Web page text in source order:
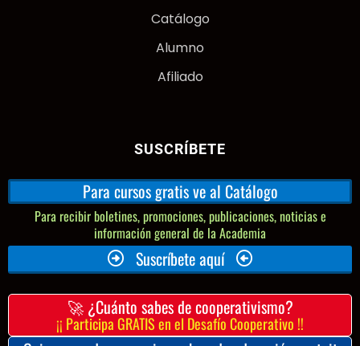
Catálogo
Alumno
Afiliado
SUSCRÍBETE
Para cursos gratis ve al Catálogo
Para recibir boletines, promociones, publicaciones, noticias e
información general de la Academia
Suscríbete aquí
🚀 ¿Cuánto sabes de cooperativismo?
¡¡ Participa GRATIS en el Desafío Cooperativo !!